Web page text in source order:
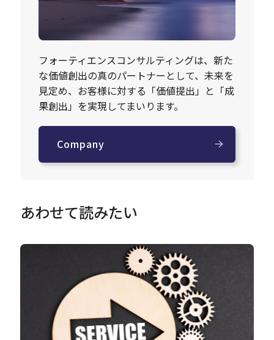
フォーティエンスコンサルティングは、新た
な価値創出の真のパートナーとして、未来を
見定め、お客様に対する「価値提出」と「成
果創出」を実現してまいります。
Company
あわせて読みたい